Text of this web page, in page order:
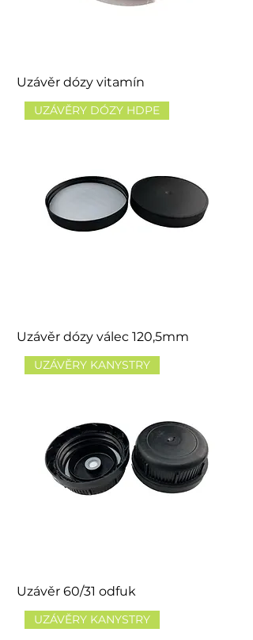
Uzávěr dózy vitamín
UZÁVĚRY DÓZY HDPE
Uzávěr dózy válec 120,5mm
UZÁVĚRY KANYSTRY
Uzávěr 60/31 odfuk
UZÁVĚRY KANYSTRY